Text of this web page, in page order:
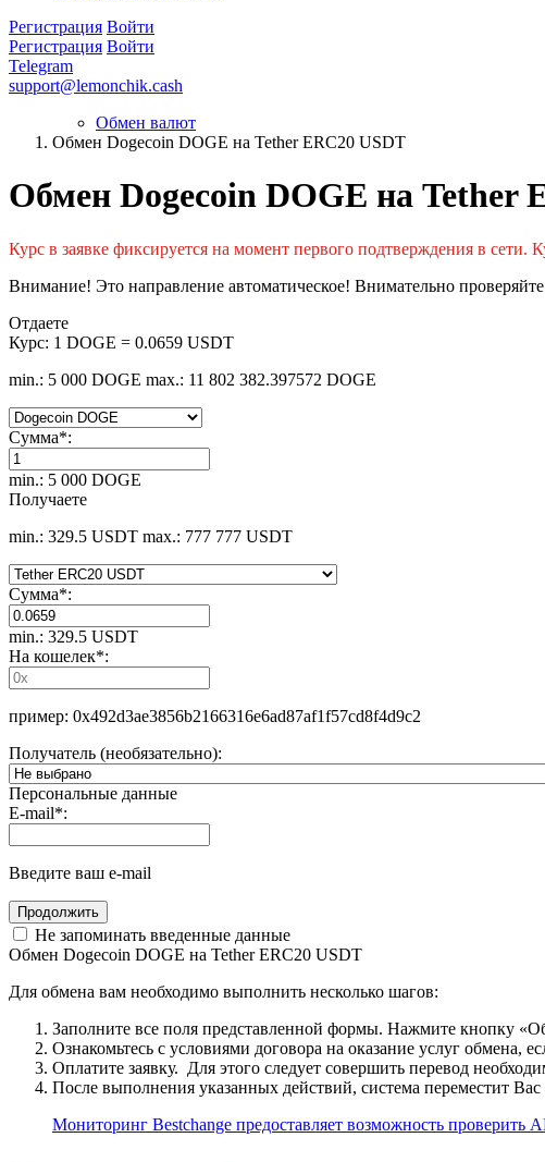
Регистрация Войти
Регистрация Войти
Telegram
support@lemonchik.cash
Обмен валют
Обмен Dogecoin DOGE на Tether ERC20 USDT
Обмен Dogecoin DOGE на Tether
Курс в заявке фиксируется на момент первого подтверждения в
Внимание! Это направление автоматическое! Внимательно
Отдаете
Курс: 1 DOGE = 0.0659 USDT
min.: 5 000 DOGE max.: 11 802 382.397572 DOGE
Сумма*:
min.: 5 000 DOGE
Получаете
min.: 329.5 USDT max.: 777 777 USDT
Сумма*:
min.: 329.5 USDT
На кошелек*:
пример: 0x492d3ae3856b2166316e6ad87af1f57cd8f4d9c2
Получатель (необязательно):
Персональные данные
E-mail*:
Введите ваш e-mail
Не запоминать введенные данные
Обмен Dogecoin DOGE на Tether ERC20 USDT
Для обмена вам необходимо выполнить несколько шагов:
Заполните все поля представленной формы. Нажмите кнопку
Ознакомьтесь с условиями договора на оказание услуг обмена,
Оплатите заявку. Для этого следует совершить перевод
После выполнения указанных действий, система переместит Вас
Мониторинг Bestchange предоставляет возможность проверить